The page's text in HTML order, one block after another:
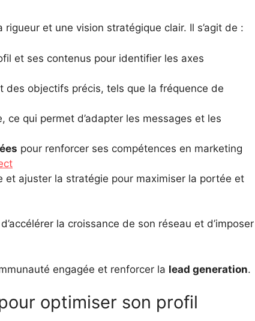
et une vision stratégique clair. Il s’agit de :
et ses contenus pour identifier les axes
des objectifs précis, tels que la fréquence de
ce qui permet d’adapter les messages et les
pour renforcer ses compétences en marketing
et ajuster la stratégie pour maximiser la portée et
la croissance de son réseau et d’imposer
engagée et renforcer la lead generation.
optimiser son profil